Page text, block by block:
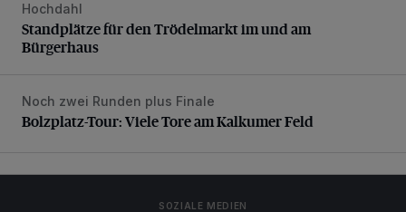
Standplätze für den Trödelmarkt im und am Bürgerhaus
Hochdahl
Standplätze für den Trödelmarkt im und am
Bürgerhaus
Bolzplatz-Tour: Viele Tore am Kalkumer Feld
Noch zwei Runden plus Finale
Bolzplatz-Tour: Viele Tore am Kalkumer Feld
SOZIALE MEDIEN